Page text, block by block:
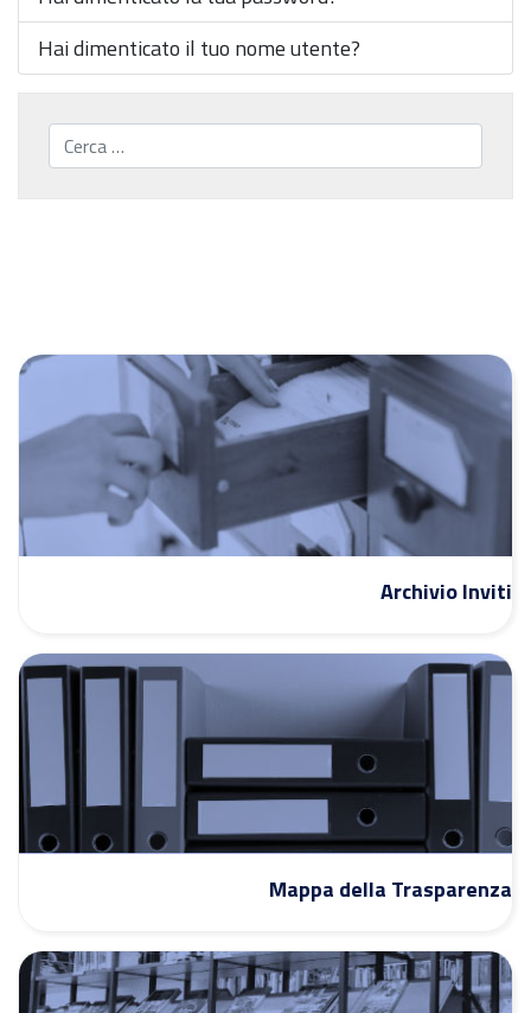
Hai dimenticato il tuo nome utente?
Cerca...
Archivio Inviti
Mappa della Trasparenza